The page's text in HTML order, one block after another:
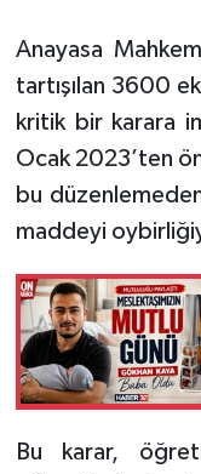
Anayasa
tartışılan 3600
kritik bir karara
Ocak 2023’ten
bu
maddeyi
Bu karar,
RESMİ
Spor
Teknoloji
Türkiye
Yerel